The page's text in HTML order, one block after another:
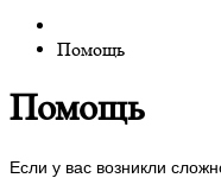
Помощь
Помощь
Если у вас возникли